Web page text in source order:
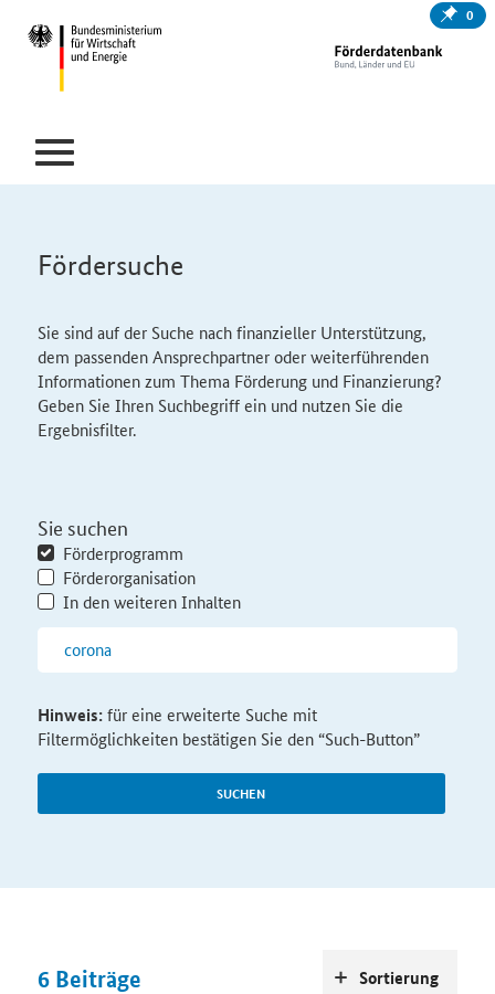
0
Fördersuche
Sie sind auf der Suche nach finanzieller Unterstützung,
dem passenden Ansprechpartner oder weiterführenden
Informationen zum Thema Förderung und Finanzierung?
Geben Sie Ihren Suchbegriff ein und nutzen Sie die
Ergebnisfilter.
Sie suchen
Förderprogramm
Förderorganisation
In den weiteren Inhalten
SUCHEN
Hinweis:für eine erweiterte Suche mit
Filtermöglichkeiten bestätigen Sie den “Such-Button”
6 Beiträge Sortierung